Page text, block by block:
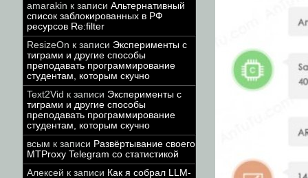
amarakin к записи Альтернативный
список заблокированных в РФ
ресурсов Re:filter
ResizeOn к записи Эксперименты с
тиграми и другие способы
преподавать программирование
студентам, которым скучно
Text2Vid к записи Эксперименты с
тиграми и другие способы
преподавать программирование
студентам, которым скучно
всым к записи Развёртывание своего
MTProxy Telegram со статистикой
Алексей к записи Как я собрал LLM-